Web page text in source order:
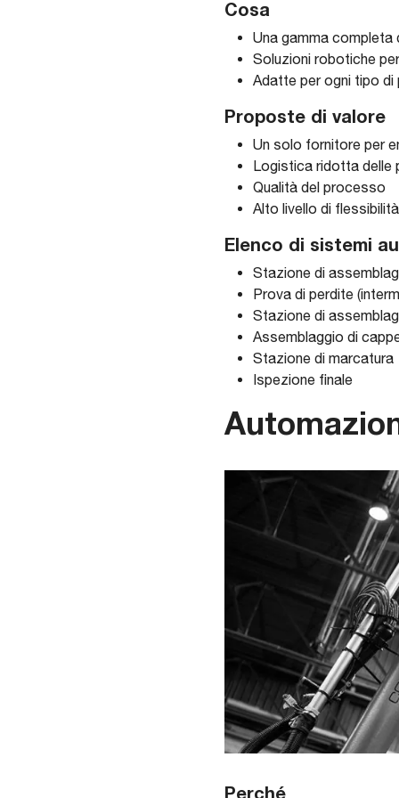
Cosa
Una gamma completa
Soluzioni robotiche
Adatte per ogni tipo
Proposte di valore
Un solo fornitore per
Logistica ridotta delle
Qualità del processo
Alto livello di
Elenco di sistemi
Stazione di
Prova di perdite
Stazione di
Assemblaggio di
Stazione di marcatura
Ispezione finale
Perché